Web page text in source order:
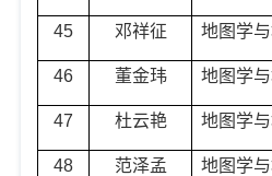
45 邓祥征 地图学
46 董金玮 地图学
47 杜云艳 地图学
48 范泽孟 地图学